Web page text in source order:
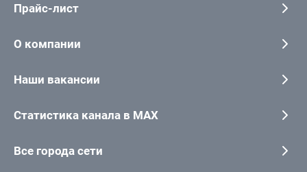
Прайс-лист
О компании
Наши вакансии
Статистика канала в MAX
Все города сети